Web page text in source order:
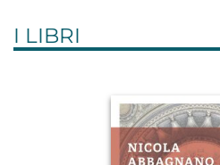
I LIBRI